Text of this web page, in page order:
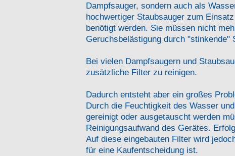
Dampfsauger, sondern auch als
hochwertiger Staubsauger zum
benötigt werden. Sie müssen nicht
Geruchsbelästigung durch "stinkende"
Bei vielen Dampfsaugern und
zusätzliche Filter zu reinigen.
Dadurch entsteht aber ein großes
Durch die Feuchtigkeit des Wasser
gereinigt oder ausgetauscht werden
Reinigungsaufwand des Gerätes.
Auf diese eingebauten Filter wird
für eine Kaufentscheidung ist.